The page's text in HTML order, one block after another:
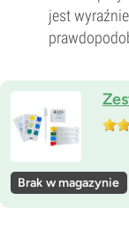
jest
Brak w magazynie